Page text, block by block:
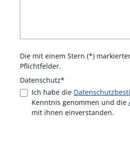
Die mit einem Stern (*)
Pflichtfelder.
Datenschutz*
Ich habe die
Kenntnis genommen und die
mit ihnen einverstanden.